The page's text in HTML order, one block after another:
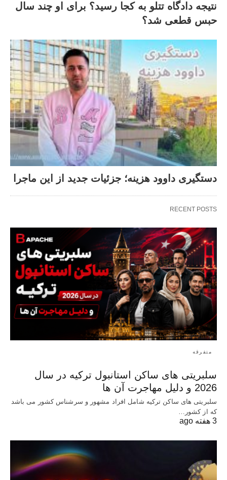
نتیجه دادگاه تتلو به کجا رسید؟ برای او چند سال
حبس قطعی شد؟
دستگیری داوود هزینه؛ جزئیات جدید از این ماجرا
RECENT POSTS
متفرقه
سلبریتی های ساکن استانبول ترکیه در سال
2026 و دلیل مهاجرت آن ها
سلبریتی های ساکن ترکیه شامل افراد مشهور و سرشناس کشور می باشد
که از کشور…
3 هفته ago